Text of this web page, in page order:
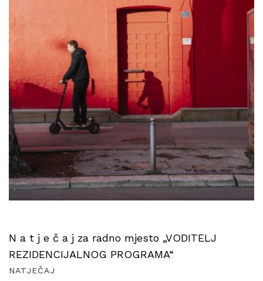
N a t j e č a j za radno mjesto „VODITELJ
REZIDENCIJALNOG PROGRAMA“
NATJEČAJ